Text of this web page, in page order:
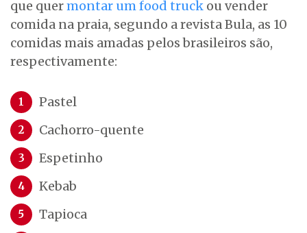
que quermontar um food truck ou vender
comida na praia, segundo a revista Bula, as 10
comidas mais amadas pelos brasileiros são,
respectivamente:
Pastel
Cachorro-quente
Espetinho
Kebab
Tapioca